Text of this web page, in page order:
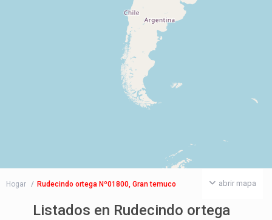
abrir mapa
Hogar Rudecindo ortega Nº01800, Gran temuco
Listados en Rudecindo ortega